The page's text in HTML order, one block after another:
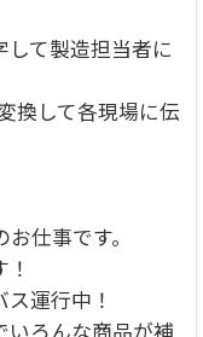
して製造担当者に
換して各現場に伝
仕事です。
運行中！
ろんな商品が補